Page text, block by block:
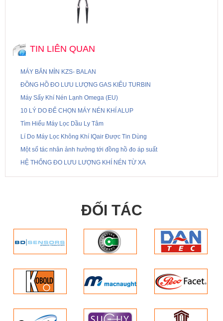
TIN LIÊN QUAN
MÁY BẮN MÌN KZS- BALAN
ĐỒNG HỒ ĐO LƯU LƯỢNG GAS KIỂU TURBIN
Máy Sấy Khí Nén Lạnh Omega (EU)
10 LÝ DO ĐỂ CHỌN MÁY NÉN KHÍ ALUP
Tìm Hiểu Máy Lọc Dầu Ly Tâm
Lí Do Máy Lọc Không Khí IQair Được Tin Dùng
Một số tác nhân ảnh hưởng tới đồng hồ đo áp suất
HỆ THỐNG ĐO LƯU LƯỢNG KHÍ NÉN TỪ XA
ĐỐI TÁC